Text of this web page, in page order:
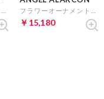
￥15,180